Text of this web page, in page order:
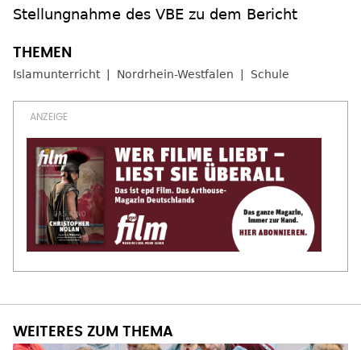
Stellungnahme des VBE zu dem Bericht
Islamunterricht Nordrhein-Westfalen Schule
WEITERES ZUM THEMA